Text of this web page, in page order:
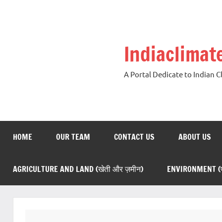
A Portal Dedicate to Indian
HOME OUR TEAM CONTACT US ABOUT US
AGRICULTURE AND LAND (खेती और ज़मीन) ENVIRONMENT